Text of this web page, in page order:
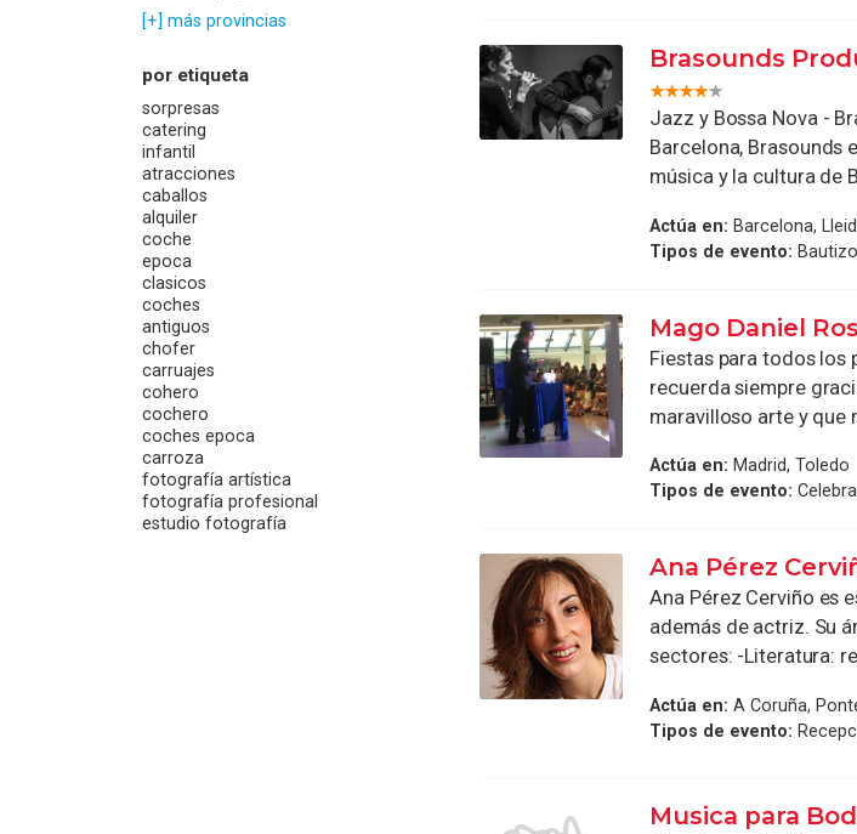
[+] más provincias
por etiqueta
sorpresas
catering
infantil
atracciones
caballos
alquiler
coche
epoca
clasicos
coches
antiguos
chofer
carruajes
cohero
cochero
coches epoca
carroza
fotografía artística
fotografía profesional
estudio fotografía
Brasounds
Jazz y Bossa Nova -
Barcelona, Brasounds
música y la cultura de
Actúa en: Barcelona,
Tipos de evento:
Mago Daniel
Fiestas para todos los
recuerda siempre
maravilloso arte y que
Actúa en: Madrid, Toledo
Tipos de evento:
Ana Pérez
Ana Pérez Cerviño es
además de actriz. Su
sectores: -Literatura:
Actúa en: A Coruña,
Tipos de evento:
Musica para